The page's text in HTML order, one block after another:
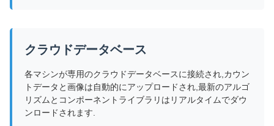
クラウドデータベース
各マシンが専用のクラウドデータベースに接続され,カウン
トデータと画像は自動的にアップロードされ,最新のアルゴ
リズムとコンポーネントライブラリはリアルタイムでダウ
ンロードされます.